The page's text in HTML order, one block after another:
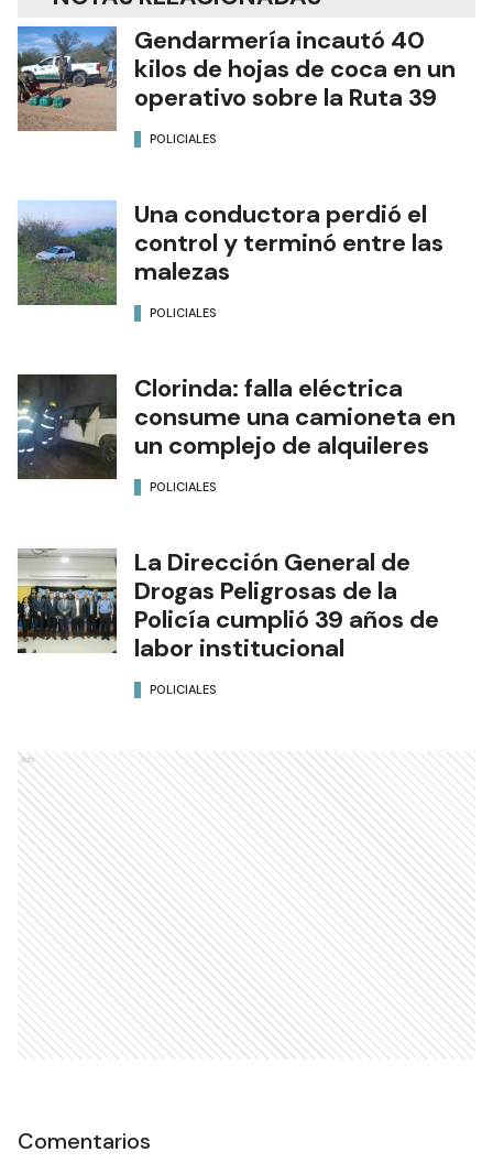
Gendarmería incautó 40
kilos de hojas de coca en un
operativo sobre la Ruta 39
POLICIALES
Una conductora perdió el
control y terminó entre las
malezas
POLICIALES
Clorinda: falla eléctrica
consume una camioneta en
un complejo de alquileres
POLICIALES
La Dirección General de
Drogas Peligrosas de la
Policía cumplió 39 años de
labor institucional
POLICIALES
Ads
Comentarios